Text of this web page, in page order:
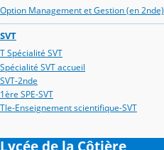
Option Management et Gestion (en 2nde)
SVT
T Spécialité SVT
Spécialité SVT accueil
SVT-2nde
1ère SPE-SVT
Tle-Enseignement scientifique-SVT
Lycée de la Côtière